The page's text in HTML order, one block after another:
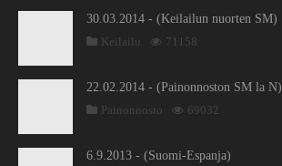
30.03.2014 - (Keilailun nuorten SM)
Keilailu
71158
22.02.2014 - (Painonnoston SM la N)
Painonnosto
69032
6.9.2013 - (Suomi-Espanja)